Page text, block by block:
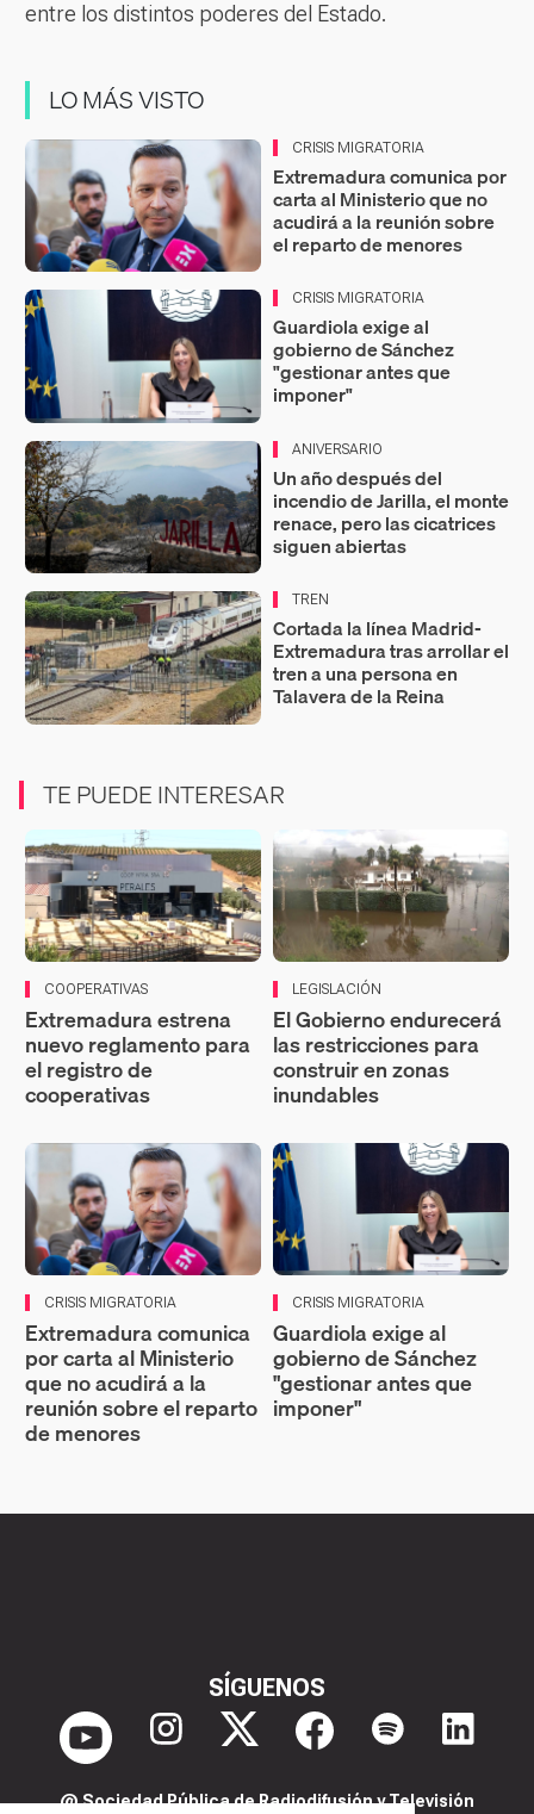
entre los distintos poderes del Estado.
LO MÁS VISTO
CRISIS MIGRATORIA
Extremadura comunica por
carta al Ministerio que no
acudirá a la reunión sobre
el reparto de menores
CRISIS MIGRATORIA
Guardiola exige al
gobierno de Sánchez
"gestionar antes que
imponer"
ANIVERSARIO
Un año después del
incendio de Jarilla, el monte
renace, pero las cicatrices
siguen abiertas
TREN
Cortada la línea Madrid-
Extremadura tras arrollar el
tren a una persona en
Talavera de la Reina
TE PUEDE INTERESAR
COOPERATIVAS
Extremadura estrena
nuevo reglamento para
el registro de
cooperativas
LEGISLACIÓN
El Gobierno endurecerá
las restricciones para
construir en zonas
inundables
CRISIS MIGRATORIA
Extremadura comunica
por carta al Ministerio
que no acudirá a la
reunión sobre el reparto
de menores
CRISIS MIGRATORIA
Guardiola exige al
gobierno de Sánchez
"gestionar antes que
imponer"
SÍGUENOS
@ Sociedad Pública de Radiodifusión y Televisión